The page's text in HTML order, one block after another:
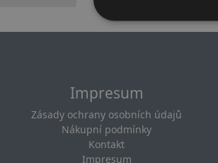
Impresum
Zásady ochrany osobních údajů
Nákupní podmínky
Kontakt
Impresum